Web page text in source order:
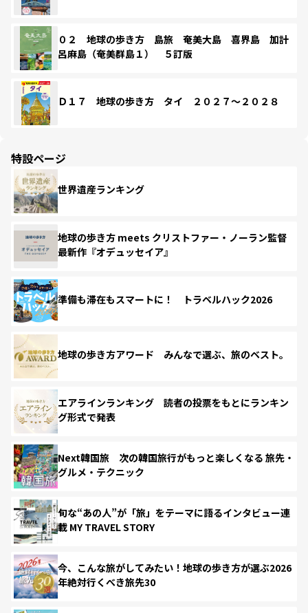
０２ 地球の歩き方 島旅 奄美大島 喜界島 加計
呂麻島（奄美群島１） ５訂版
Ｄ１７ 地球の歩き方 タイ ２０２７～２０２８
特設ページ
世界遺産ランキング
地球の歩き方 meets クリストファー・ノーラン監督
最新作『オデュッセイア』
準備も滞在もスマートに！ トラベルハック2026
地球の歩き方アワード みんなで選ぶ、旅のベスト。
エアラインランキング 読者の投票をもとにランキン
グ形式で発表
Next韓国旅 次の韓国旅行がもっと楽しくなる 旅先・
グルメ・テクニック
旬な“あの人”が「旅」をテーマに語るインタビュー連
載 MY TRAVEL STORY
今、こんな旅がしてみたい！地球の歩き方が選ぶ2026
年絶対行くべき旅先30